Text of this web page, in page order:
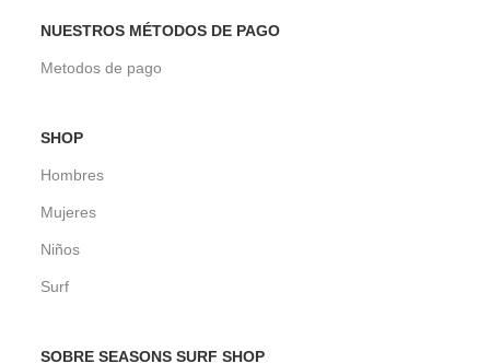
NUESTROS MÉTODOS DE PAGO
Metodos de pago
SHOP
Hombres
Mujeres
Niños
Surf
SOBRE SEASONS SURF SHOP